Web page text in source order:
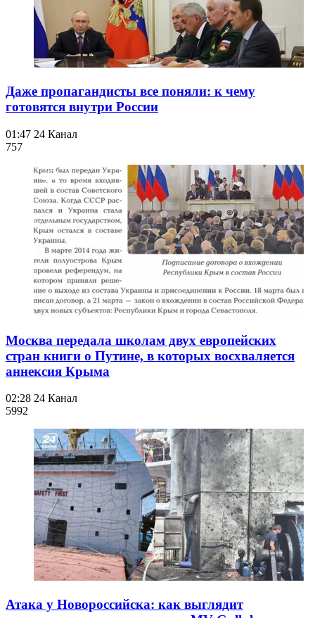
Даже пропагандисты все поняли: к чему
готовятся внутри России
01:47 24 Канал
757
Москва передала школам двух европейских
стран книги о Путине, в которых восхваляется
аннексия Крыма
02:28 24 Канал
5992
Атака у Новороссийска: как выглядит